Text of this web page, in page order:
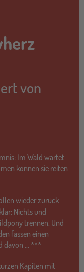
von
Im Wald wartet
können sie reiten
wieder zurück
Nichts und
trennen. Und
fassen einen
davon ... ***
Kapiten mit